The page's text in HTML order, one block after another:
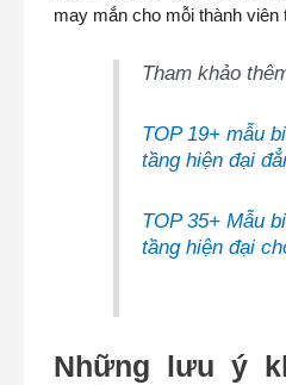
may mắn cho mỗi thành viên
Tham khảo
TOP 19+ mẫu
tầng hiện đại
TOP 35+ Mẫu
tầng hiện đại
Những lưu ý